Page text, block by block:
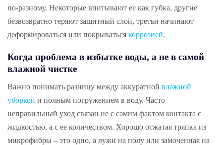
по-разному. Некоторые впитывают ее как губка, другие
безвозвратно теряют защитный слой, третьи начинают
деформироваться или покрываться коррозией.
Когда проблема в избытке воды, а не в самой
влажной чистке
Важно понимать разницу между аккуратной влажной
уборкой и полным погружением в воду. Часто
неправильный уход связан не с самим фактом контакта с
жидкостью, а с ее количеством. Хорошо отжатая тряпка из
микрофибры – это одно, а лужи на полу или замоченная на